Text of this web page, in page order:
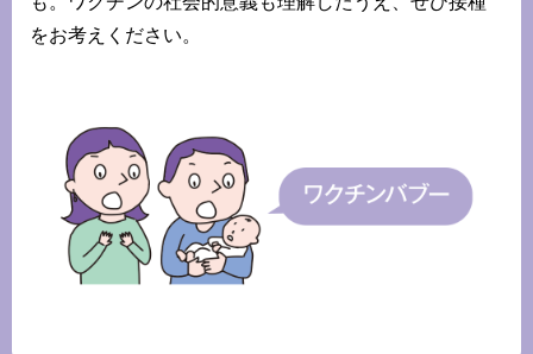
をお考えください。